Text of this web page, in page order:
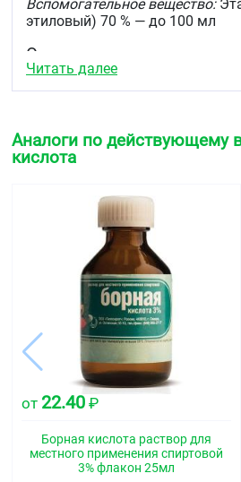
Вспомогательное вещество:
этиловый) 70 % — до 100 мл
Описание
Бесцветная прозрачная
запахом спирта.
Фармакотерапевтическая
Антисептическое средство
Фармакологические
Антисептическое средство
том числе ферментные)
нарушает проницаемость
Фармакокинетика
Хорошо проникает через кожу
оболочки медленно выводится
накапливаться в органах и
количество — в течение 5–7
Показания
Читать далее
Аналоги по действующему
кислота
от 22.40 ₽
Борная кислота раствор для
местного применения спиртовой
3% флакон 25мл